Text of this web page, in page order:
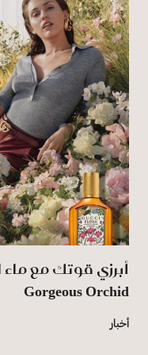
Gorgeous Orchid
أخبار